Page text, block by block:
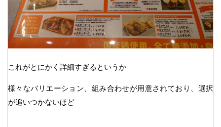
これがとにかく詳細すぎるというか
様々なバリエーション、組み合わせが用意されており、選択
が追いつかないほど